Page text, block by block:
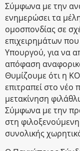
Σύμφωνα με την
ενημερώσει τα
ομοσπονδίας σε
επιχειρημάτων
Υπουργού, για να
απόφαση
Θυμίζουμε ότι η
επιτραπεί στο νέο
μετακίνηση
Σύμφωνα με την
στη
συνολικής